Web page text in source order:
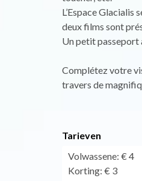
L’Espace Glacialis
deux films sont
Un petit passeport
Complétez votre
travers de
Tarieven
Volwassene: € 4
Korting: € 3